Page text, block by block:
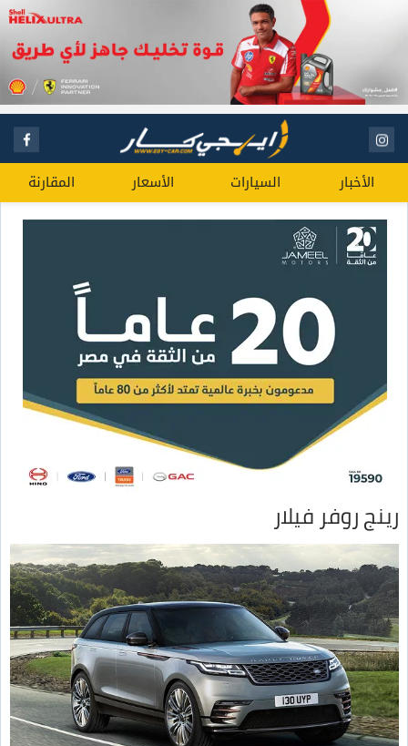
الأخبار السيارات الأسعار المقارنة
رينج روفر فيلار